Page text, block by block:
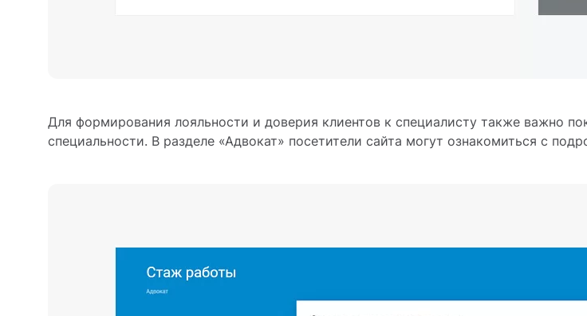
Для формирования лояльности и доверия клиентов к специалисту также важно
специальности. В разделе «Адвокат» посетители сайта могут ознакомиться с